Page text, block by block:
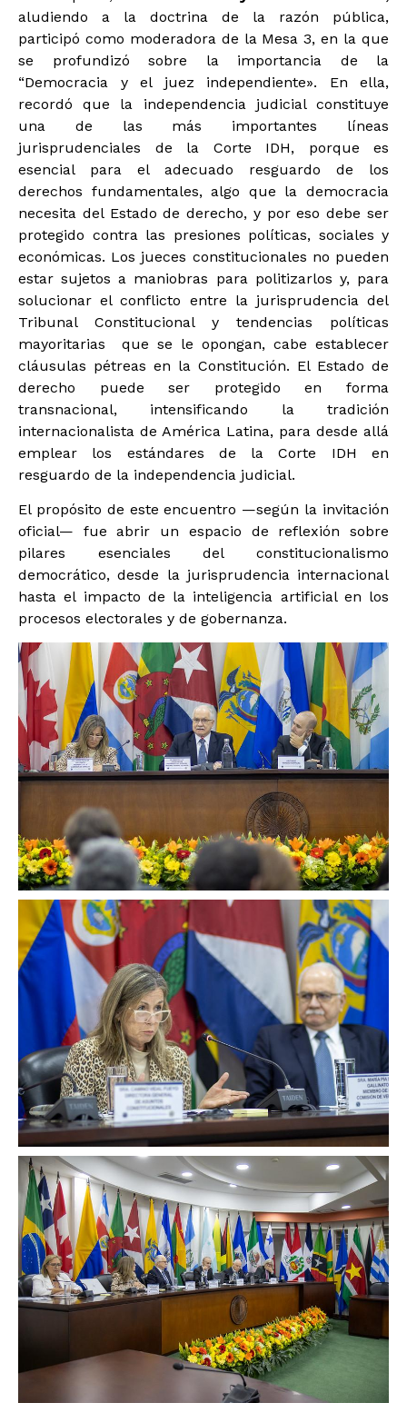
aludiendo a la doctrina de la razón pública,
participó como moderadora de la Mesa 3, en la que
se profundizó sobre la importancia de la
“Democracia y el juez independiente». En ella,
recordó que la independencia judicial constituye
una de las más importantes líneas
jurisprudenciales de la Corte IDH, porque es
esencial para el adecuado resguardo de los
derechos fundamentales, algo que la democracia
necesita del Estado de derecho, y por eso debe ser
protegido contra las presiones políticas, sociales y
económicas. Los jueces constitucionales no pueden
estar sujetos a maniobras para politizarlos y, para
solucionar el conflicto entre la jurisprudencia del
Tribunal Constitucional y tendencias políticas
mayoritarias que se le opongan, cabe establecer
cláusulas pétreas en la Constitución. El Estado de
derecho puede ser protegido en forma
transnacional, intensificando la tradición
internacionalista de América Latina, para desde allá
emplear los estándares de la Corte IDH en
resguardo de la independencia judicial.
El propósito de este encuentro —según la invitación
oficial— fue abrir un espacio de reflexión sobre
pilares esenciales del constitucionalismo
democrático, desde la jurisprudencia internacional
hasta el impacto de la inteligencia artificial en los
procesos electorales y de gobernanza.